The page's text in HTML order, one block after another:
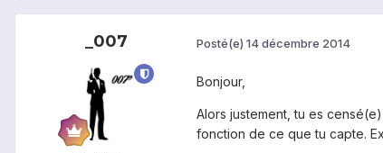
_007 Posté(e) 14 décembre 2014
Bonjour,
Alors justement, tu es
fonction de ce que tu capte.